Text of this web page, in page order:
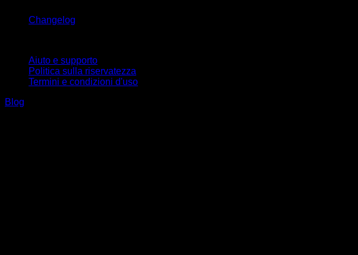
Changelog
Aiuto e supporto
Politica sulla riservatezza
Termini e condizioni d'uso
Blog